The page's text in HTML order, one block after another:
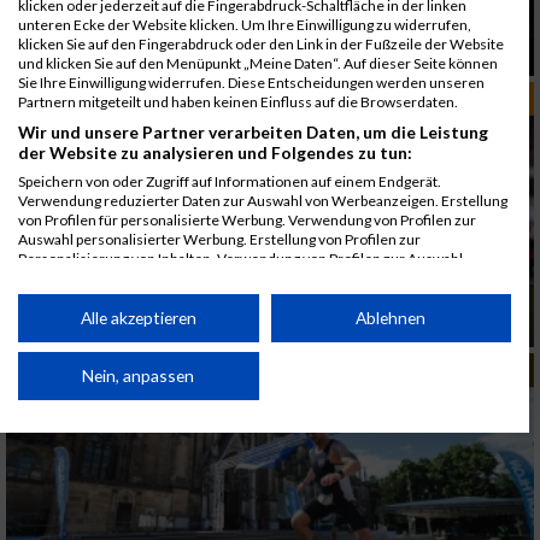
25 Jahre Business Run Wien: Jubiläumslauf
startet 2026 mit Extras
RUN-DEUTSCHLAND
geplanten Terminen
klicken oder jederzeit auf die Fingerabdruck-Schaltfläche in der linken
unteren Ecke der Website klicken. Um Ihre Einwilligung zu widerrufen,
klicken Sie auf den Fingerabdruck oder den Link in der Fußzeile der Website
und klicken Sie auf den Menüpunkt „Meine Daten“. Auf dieser Seite können
Sie Ihre Einwilligung widerrufen. Diese Entscheidungen werden unseren
Partnern mitgeteilt und haben keinen Einfluss auf die Browserdaten.
Wir und unsere Partner verarbeiten Daten, um die Leistung
der Website zu analysieren und Folgendes zu tun:
Speichern von oder Zugriff auf Informationen auf einem Endgerät.
Verwendung reduzierter Daten zur Auswahl von Werbeanzeigen. Erstellung
von Profilen für personalisierte Werbung. Verwendung von Profilen zur
Auswahl personalisierter Werbung. Erstellung von Profilen zur
Personalisierung von Inhalten. Verwendung von Profilen zur Auswahl
Performance von Inhalten. Analyse von Zielgruppen durch Statistiken oder
Kombinationen von Daten aus verschiedenen Quellen. Entwicklung und
von Inhalten.
Daten können außerhalb der Europäischen Union weitergegeben und in die
Website/App.
Partnerliste anzeigen (1 IAB-Anbieter)
Wir nutzen Ihre Daten für folgende Zwecke:
Alle akzeptieren Ablehnen
Nein, anpassen